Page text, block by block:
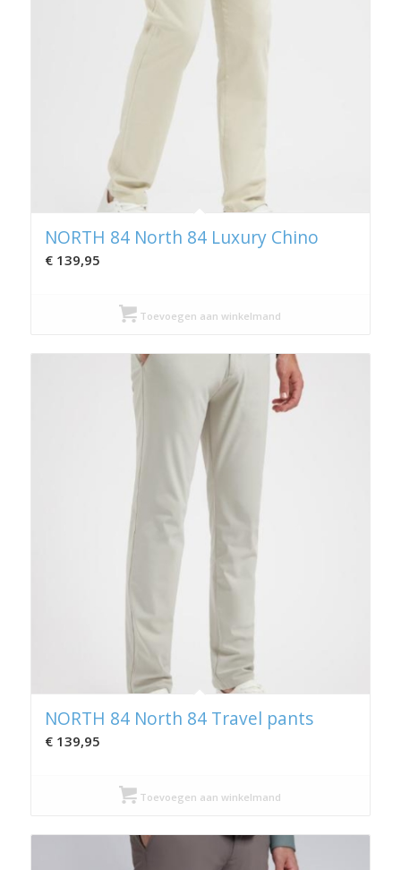
NORTH 84 North 84 Luxury Chino
€139,95
Toevoegen aan winkelmand
NORTH 84 North 84 Travel pants
€139,95
Toevoegen aan winkelmand